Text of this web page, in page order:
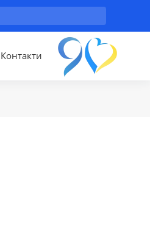
Контакти